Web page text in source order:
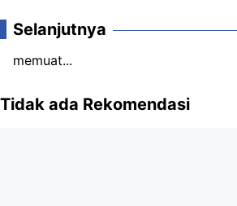
Selanjutnya
memuat...
Tidak ada Rekomendasi